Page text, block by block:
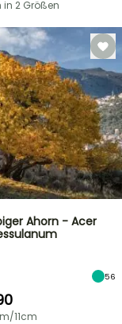
in 2 Größen
Ahorn - Acer
56
11cm